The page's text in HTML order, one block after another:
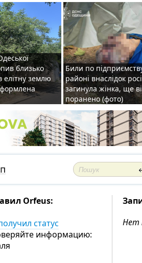
близько
елітну землю
Били по
районі внаслідок
загинула жінка, ще
поранено (фото)
Orfeus:
статус
информацию:
Нет